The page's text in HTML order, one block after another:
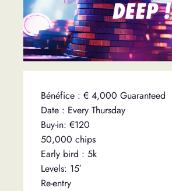
Bénéfice : € 4,000 Guaranteed
Date : Every Thursday
Buy-in: €120
50,000 chips
Early bird : 5k
Levels: 15′
Re-entry